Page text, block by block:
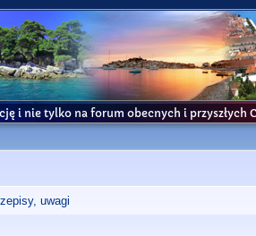
i nie tylko na forum obecnych i przyszłych
uwagi